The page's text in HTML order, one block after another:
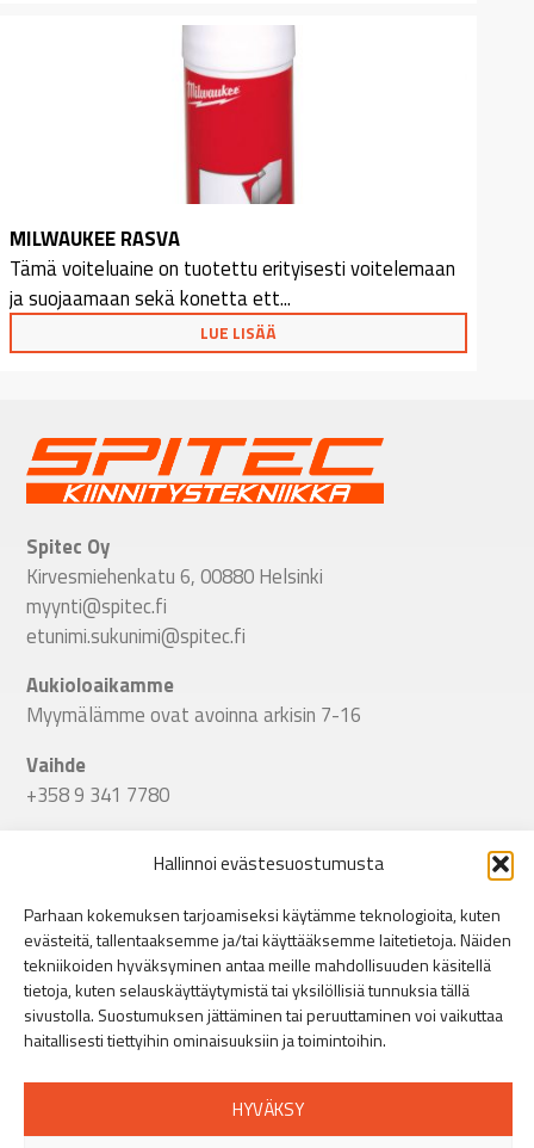
Hallinnoi evästesuostumusta
Parhaan kokemuksen tarjoamiseksi käytämme teknologioita, kuten
evästeitä, tallentaaksemme ja/tai käyttääksemme laitetietoja. Näiden
tekniikoiden hyväksyminen antaa meille mahdollisuuden käsitellä
tietoja, kuten selauskäyttäytymistä tai yksilöllisiä tunnuksia tällä
sivustolla. Suostumuksen jättäminen tai peruuttaminen voi vaikuttaa
haitallisesti tiettyihin ominaisuuksiin ja toimintoihin.
HYVÄKSY
MILWAUKEE RASVA
Tämä voiteluaine on tuotettu erityisesti voitelemaan
ja suojaamaan sekä konetta ett...
LUE LISÄÄ
Spitec Oy
Kirvesmiehenkatu 6, 00880 Helsinki
myynti@spitec.fi
etunimi.sukunimi@spitec.fi
Aukioloaikamme
Myymälämme ovat avoinna arkisin 7-16
Vaihde
+358 9 341 7780
Linkki Spitecin Instagramiin Linkki Spitecin Facebookkiin LinkedIn
Helsinki
Puusepänkatu 9, 00880 Helsinki»
+358 44 401 5516
Orikedonkatu 16, 20380 Turku»